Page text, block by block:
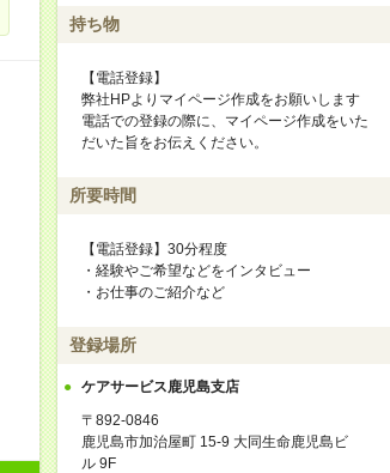
持ち物
【電話登録】
弊社HPよりマイページ作成をお願いします
電話での登録の際に、マイページ作成をいた
だいた旨をお伝えください。
所要時間
【電話登録】30分程度
・経験やご希望などをインタビュー
・お仕事のご紹介など
登録場所
ケアサービス鹿児島支店
〒892-0846
鹿児島市加治屋町 15-9 大同生命鹿児島ビ
ル 9F